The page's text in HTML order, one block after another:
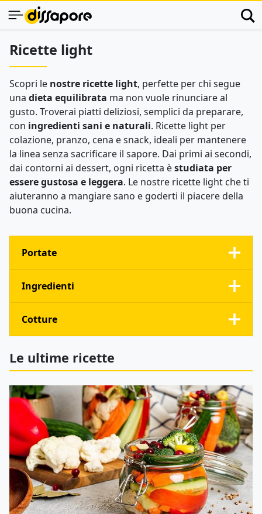
Ricette light
Scopri le nostre ricette light, perfette per chi segue
una dieta equilibrata ma non vuole rinunciare al
gusto. Troverai piatti deliziosi, semplici da preparare,
con ingredienti sani e naturali. Ricette light per
colazione, pranzo, cena e snack, ideali per mantenere
la linea senza sacrificare il sapore. Dai primi ai secondi,
dai contorni ai dessert, ogni ricetta èstudiata per
essere gustosa e leggera. Le nostre ricette light che ti
aiuteranno a mangiare sano e goderti il piacere della
buona cucina.
Portate
Ingredienti
Cotture
Le ultime ricette